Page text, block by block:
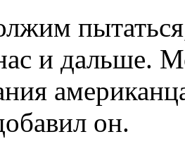
и дальше.
он.